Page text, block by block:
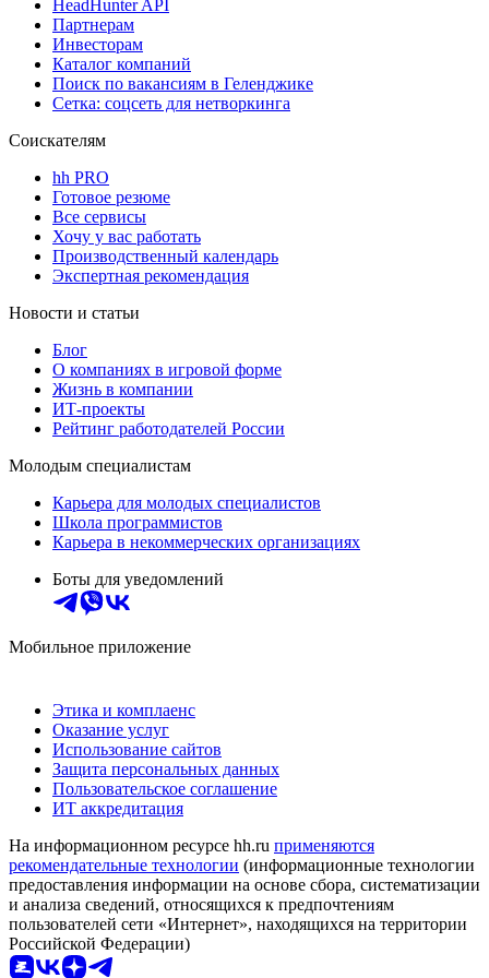
HeadHunter API
Партнерам
Инвесторам
Каталог компаний
Поиск по вакансиям в Геленджике
Сетка: соцсеть для нетворкинга
Соискателям
hh PRO
Готовое резюме
Все сервисы
Хочу у вас работать
Производственный календарь
Экспертная рекомендация
Новости и статьи
Блог
О компаниях в игровой форме
Жизнь в компании
ИТ-проекты
Рейтинг работодателей России
Молодым специалистам
Карьера для молодых специалистов
Школа программистов
Карьера в некоммерческих организациях
Боты для уведомлений
Мобильное приложение
Этика и комплаенс
Оказание услуг
Использование сайтов
Защита персональных данных
Пользовательское соглашение
ИТ аккредитация
На информационном ресурсе hh.ru применяются
рекомендательные технологии (информационные технологии
предоставления информации на основе сбора, систематизации
и анализа сведений, относящихся к предпочтениям
пользователей сети «Интернет», находящихся на территории
Российской Федерации)